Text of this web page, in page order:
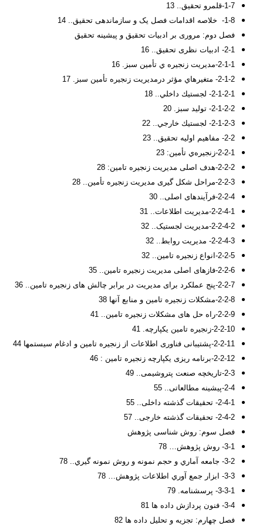
1-7-قلمرو تحقیق.. 13
1-8- خلاصه اقدامات فصل یک و سازماندهی تحقیق.. 14
فصل دوم: مروری بر ادبیات تحقیق و پیشینه تحقیق
2-1- ادبیات نظری تحقیق.. 16
2-1-1-مديريت زنجيره ي تأمين سبز. 16
2-1-2- متغيرهاي مؤثر درمديريت زنجيره تأمين سبز. 17
2-1-2-1- لجستيك داخلي.. 18
2-1-2-2- توليد سبز. 20
2-1-2-3- لجستيك خارجي.. 22
2-2- مفاهیم اولیه تحقیق.. 23
2-2-1-زنجيره‌ي تأمين: 23
2-2-2-هدف اصلی مدیریت زنجیره تامین: 28
2-2-3-مراحل شکل گیری مدیریت زنجیره تأمین.. 28
2-2-4-فرآیندهاى اصلى.. 30
2-2-4-1-مدیریت اطلاعات.. 31
2-2-4-2-مدیریت لجستیک.. 32
2-2-4-3- مدیریت روابط.. 32
2-2-5-انواع زنجیره تامین.. 32
2-2-6-فازهاى اصلى مدیریت زنجیره تامین.. 35
2-2-7-پنج عملکرد براى مدیریت در برابر چالش هاى زنجیره تامین.. 36
2-2-8-مشکلات زنجیره تامین و منابع آنها 38
2-2-9-راه حل های مشکلات زنجیره تامین.. 41
2-2-10-زنجیره تامین یکپارچه. 41
2-2-11-پشتیبانی فناوری اطلاعات از زنجیره تامین و ادغام سیستمها 44
2-2-12-برنامه ریزی یکپارچه زنجیره تامین : 46
2-3-تاریخچه صنعت پتروشیمی.. 49
2-4-پیشینه مطالعاتی.. 55
2-4-1- تحقیقات گذشته داخلی.. 55
2-4-2- تحقیقات گذشته خارجی.. 57
فصل سوم: روش شناسی پژوهش
3-1- روش پژوهش… 78
3-2- جامعه آماري و حجم نمونه و روش نمونه گیري.. 78
3-3- ابزار جمع آوري اطلاعات پژوهش… 78
3-3-1- پرسشنامه. 79
3-4- فنون پردازش داده ها 81
فصل چهارم: تجزیه و تحلیل داده ها 82